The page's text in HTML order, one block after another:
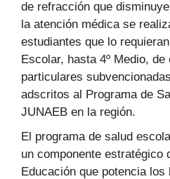
de refracción que
la atención médica se
estudiantes que lo
Escolar, hasta 4º Medio,
particulares
adscritos al Programa de
JUNAEB en la región.
El programa de salud
un componente estratégico
Educación que potencia